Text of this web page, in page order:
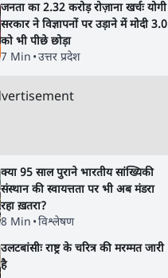
जनता का 2.32 करोड़ रोज़ाना खर्चः योगी
सरकार ने विज्ञापनों पर उड़ाने में मोदी 3.0
को भी पीछे छोड़ा
7 Min •उत्तर प्रदेश
क्या 95 साल पुराने भारतीय सांख्यिकी
संस्थान की स्वायत्तता पर भी अब मंडरा
रहा ख़तरा?
8 Min •विश्लेषण
उलटबांसीः राष्ट्र के चरित्र की मरम्मत जारी
है